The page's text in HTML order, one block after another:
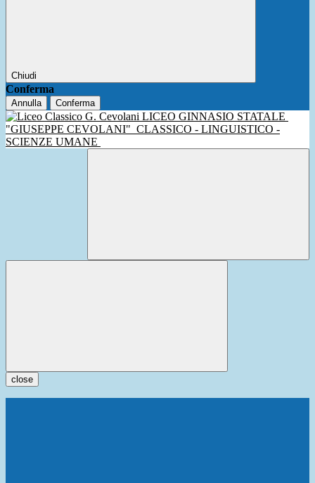
Chiudi
Conferma
Annulla Conferma
LICEO GINNASIO STATALE
"GIUSEPPE CEVOLANI" CLASSICO - LINGUISTICO -
SCIENZE UMANE
close